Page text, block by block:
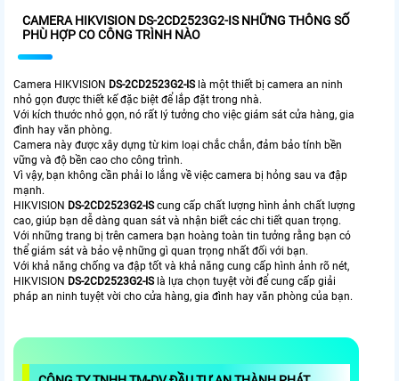
CAMERA HIKVISION DS-2CD2523G2-IS NHỮNG THÔNG SỐ
PHÙ HỢP CO CÔNG TRÌNH NÀO
Camera HIKVISION DS-2CD2523G2-ISlà một thiết bị camera an ninh
nhỏ gọn được thiết kế đặc biệt để lắp đặt trong nhà.
Với kích thước nhỏ gọn, nó rất lý tưởng cho việc giám sát cửa hàng, gia
đình hay văn phòng.
Camera này được xây dựng từ kim loại chắc chắn, đảm bảo tính bền
vững và độ bền cao cho công trình.
Vì vậy, bạn không cần phải lo lắng về việc camera bị hỏng sau va đập
mạnh.
HIKVISION DS-2CD2523G2-IScung cấp chất lượng hình ảnh chất lượng
cao, giúp bạn dễ dàng quan sát và nhận biết các chi tiết quan trọng.
Với những trang bị trên camera bạn hoàng toàn tin tưởng rằng bạn có
thể giám sát và bảo vệ những gì quan trọng nhất đối với bạn.
Với khả năng chống va đập tốt và khả năng cung cấp hình ảnh rõ nét,
HIKVISION DS-2CD2523G2-ISlà lựa chọn tuyệt vời để cung cấp giải
pháp an ninh tuyệt vời cho cửa hàng, gia đình hay văn phòng của bạn.